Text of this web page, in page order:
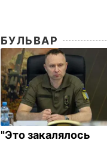
БУЛЬВАР
"Это закалялось